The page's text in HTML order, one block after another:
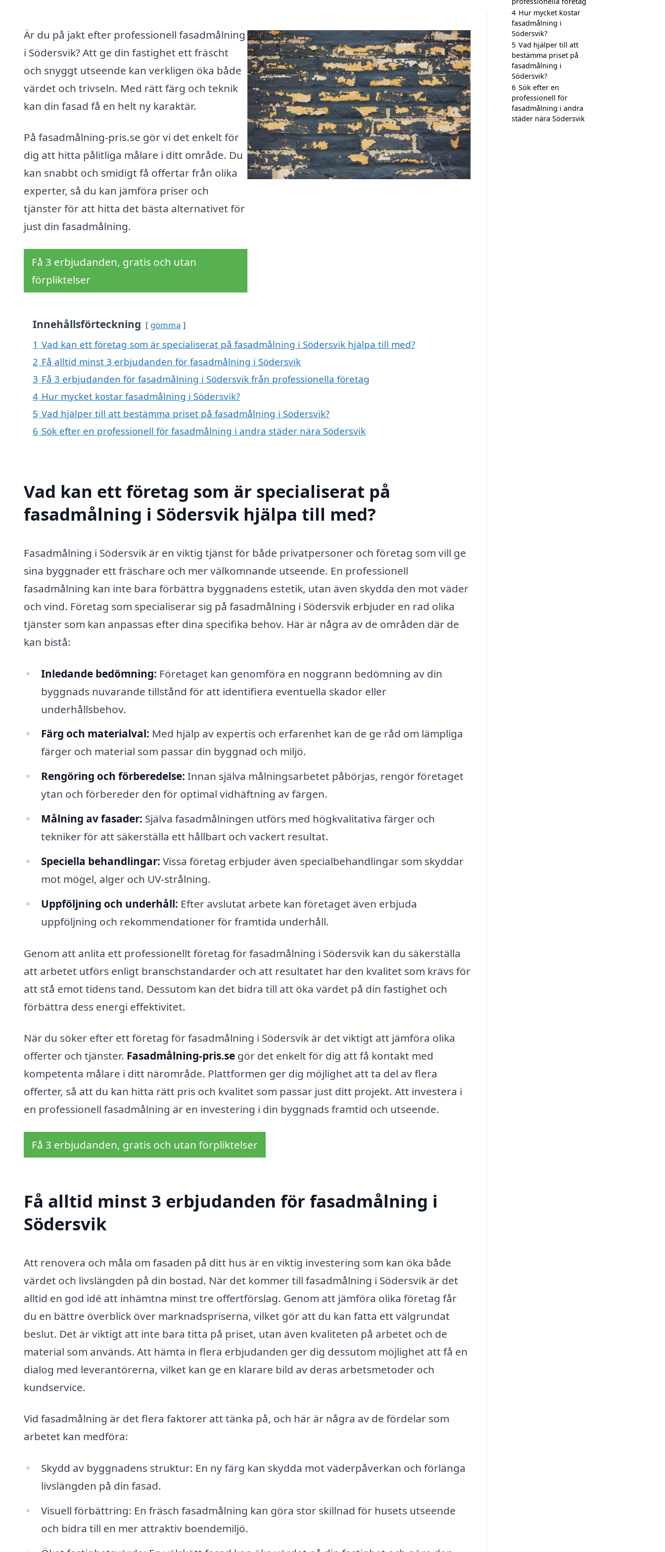
Är du på jakt efter professionell fasadmålning
i Södersvik? Att ge din fastighet ett fräscht
och snyggt utseende kan verkligen öka både
värdet och trivseln. Med rätt färg och teknik
kan din fasad få en helt ny karaktär.
På fasadmålning-pris.se gör vi det enkelt för
dig att hitta pålitliga målare i ditt område. Du
kan snabbt och smidigt få offertar från olika
experter, så du kan jämföra priser och
tjänster för att hitta det bästa alternativet för
just din fasadmålning.
Få 3 erbjudanden, gratis och utan
förpliktelser
Innehållsförteckning gömma
1 Vad kan ett företag som är specialiserat på fasadmålning i Södersvik hjälpa till med?
2 Få alltid minst 3 erbjudanden för fasadmålning i Södersvik
3 Få 3 erbjudanden för fasadmålning i Södersvik från professionella företag
4 Hur mycket kostar fasadmålning i Södersvik?
5 Vad hjälper till att bestämma priset på fasadmålning i Södersvik?
6 Sök efter en professionell för fasadmålning i andra städer nära Södersvik
Vad kan ett företag som är specialiserat på
fasadmålning i Södersvik hjälpa till med?
Fasadmålning i Södersvik är en viktig tjänst för både privatpersoner och företag som vill ge
sina byggnader ett fräschare och mer välkomnande utseende. En professionell
fasadmålning kan inte bara förbättra byggnadens estetik, utan även skydda den mot väder
och vind. Företag som specialiserar sig på fasadmålning i Södersvik erbjuder en rad olika
tjänster som kan anpassas efter dina specifika behov. Här är några av de områden där de
kan bistå:
Inledande bedömning: Företaget kan genomföra en noggrann bedömning av din
byggnads nuvarande tillstånd för att identifiera eventuella skador eller
underhållsbehov.
Färg och materialval: Med hjälp av expertis och erfarenhet kan de ge råd om lämpliga
färger och material som passar din byggnad och miljö.
Rengöring och förberedelse: Innan själva målningsarbetet påbörjas, rengör företaget
ytan och förbereder den för optimal vidhäftning av färgen.
Målning av fasader: Själva fasadmålningen utförs med högkvalitativa färger och
tekniker för att säkerställa ett hållbart och vackert resultat.
Speciella behandlingar: Vissa företag erbjuder även specialbehandlingar som skyddar
mot mögel, alger och UV-strålning.
Uppföljning och underhåll: Efter avslutat arbete kan företaget även erbjuda
uppföljning och rekommendationer för framtida underhåll.
Genom att anlita ett professionellt företag för fasadmålning i Södersvik kan du säkerställa
att arbetet utförs enligt branschstandarder och att resultatet har den kvalitet som krävs för
att stå emot tidens tand. Dessutom kan det bidra till att öka värdet på din fastighet och
förbättra dess energi effektivitet.
När du söker efter ett företag för fasadmålning i Södersvik är det viktigt att jämföra olika
offerter och tjänster. Fasadmålning-pris.se gör det enkelt för dig att få kontakt med
kompetenta målare i ditt närområde. Plattformen ger dig möjlighet att ta del av flera
offerter, så att du kan hitta rätt pris och kvalitet som passar just ditt projekt. Att investera i
en professionell fasadmålning är en investering i din byggnads framtid och utseende.
Få 3 erbjudanden, gratis och utan förpliktelser
Få alltid minst 3 erbjudanden för fasadmålning i
Södersvik
Att renovera och måla om fasaden på ditt hus är en viktig investering som kan öka både
värdet och livslängden på din bostad. När det kommer till fasadmålning i Södersvik är det
alltid en god idé att inhämtna minst tre offertförslag. Genom att jämföra olika företag får
du en bättre överblick över marknadspriserna, vilket gör att du kan fatta ett välgrundat
beslut. Det är viktigt att inte bara titta på priset, utan även kvaliteten på arbetet och de
material som används. Att hämta in flera erbjudanden ger dig dessutom möjlighet att få en
dialog med leverantörerna, vilket kan ge en klarare bild av deras arbetsmetoder och
kundservice.
Vid fasadmålning är det flera faktorer att tänka på, och här är några av de fördelar som
arbetet kan medföra:
Skydd av byggnadens struktur: En ny färg kan skydda mot väderpåverkan och förlänga
livslängden på din fasad.
Visuell förbättring: En fräsch fasadmålning kan göra stor skillnad för husets utseende
och bidra till en mer attraktiv boendemiljö.
4 Hur mycket kostar
fasadmålning i
Södersvik?
5 Vad hjälper till att
bestämma priset på
fasadmålning i
Södersvik?
6 Sök efter en
professionell för
fasadmålning i andra
städer nära Södersvik